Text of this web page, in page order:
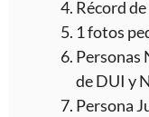
Récord
1 fotos
Personas
de DUI y
Persona